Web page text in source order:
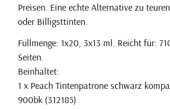
Preisen. Eine echte Alternative zu
oder Billigsttinten.
Füllmenge: 1x20, 3x13 ml. Reicht für:
Seiten.
Beinhaltet:
1 x Peach Tintenpatrone schwarz
900bk (312185)